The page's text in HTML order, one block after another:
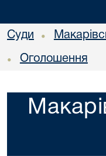
Суди •
• Оголошення